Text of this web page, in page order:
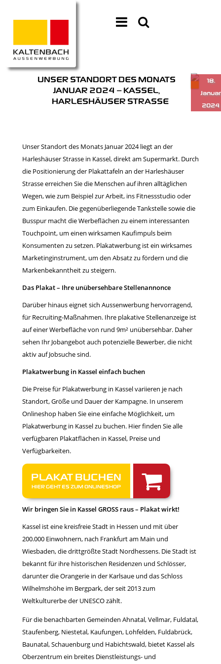
UNSER STANDORT DES MONATS
JANUAR 2024 – KASSEL,
HARLESHÄUSER STRASSE
Unser Standort des Monats Januar 2024 liegt an der
Harleshäuser Strasse in Kassel, direkt am Supermarkt. Durch
die Positionierung der Plakattafeln an der Harleshäuser
Strasse erreichen Sie die Menschen auf ihren alltäglichen
Wegen, wie zum Beispiel zur Arbeit, ins Fitnessstudio oder
zum Einkaufen. Die gegenüberliegende Tankstelle sowie die
Busspur macht die Werbeflächen zu einem interessanten
Touchpoint, um einen wirksamen Kaufimpuls beim
Konsumenten zu setzen. Plakatwerbung ist ein wirksames
Marketinginstrument, um den Absatz zu fördern und die
Markenbekanntheit zu steigern.
Das Plakat – Ihre unübersehbare Stellenannonce
Darüber hinaus eignet sich Aussenwerbung hervorragend,
für Recruiting-Maßnahmen. Ihre plakative Stellenanzeige ist
auf einer Werbefläche von rund 9m² unübersehbar. Daher
sehen Ihr Jobangebot auch potenzielle Bewerber, die nicht
aktiv auf Jobsuche sind.
Plakatwerbung in Kassel einfach buchen
Die Preise für Plakatwerbung in Kassel variieren je nach
Standort, Größe und Dauer der Kampagne. In unserem
Onlineshop haben Sie eine einfache Möglichkeit, um
Plakatwerbung in Kassel zu buchen. Hier finden Sie alle
verfügbaren Plakatflächen in Kassel, Preise und
Verfügbarkeiten.
PLAKAT BUCHEN
HIER GEHT ES ZUM ONLINESHOP
Wir bringen Sie in Kassel GROSS raus – Plakat wirkt!
Kassel ist eine kreisfreie Stadt in Hessen und mit über
200.000 Einwohnern, nach Frankfurt am Main und
Wiesbaden, die drittgrößte Stadt Nordhessens. Die Stadt ist
bekannt für ihre historischen Residenzen und Schlösser,
darunter die Orangerie in der Karlsaue und das Schloss
Wilhelmshöhe im Bergpark, der seit 2013 zum
Weltkulturerbe der UNESCO zählt.
Für die benachbarten Gemeinden Ahnatal, Vellmar, Fuldatal,
Staufenberg, Niestetal, Kaufungen, Lohfelden, Fuldabrück,
Baunatal, Schauenburg und Habichtswald, bietet Kassel als
Oberzentrum ein breites Dienstleistungs- und